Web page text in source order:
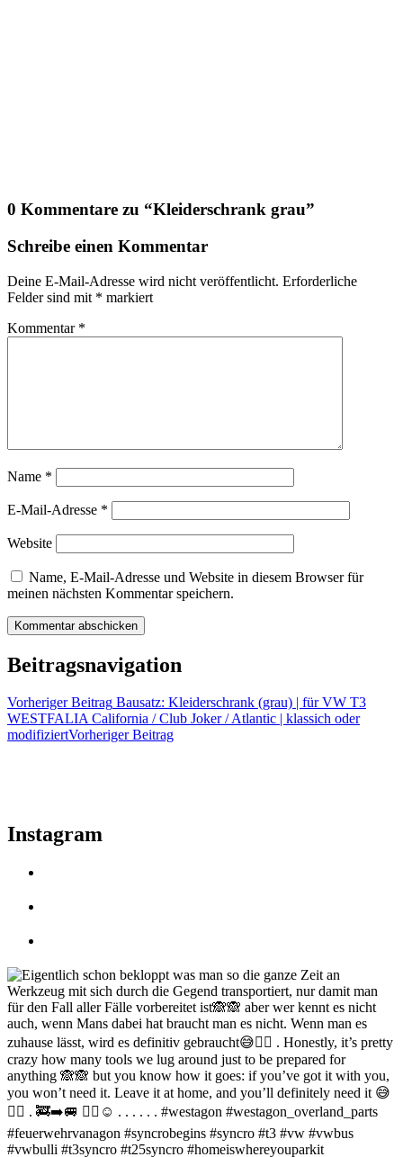
0 Kommentare zu “Kleiderschrank grau”
Schreibe einen Kommentar
Deine E-Mail-Adresse wird nicht veröffentlicht. Erforderliche
Felder sind mit * markiert
Kommentar *
Name *
E-Mail-Adresse *
Website
Name, E-Mail-Adresse und Website in diesem Browser für
meinen nächsten Kommentar speichern.
Beitragsnavigation
Vorheriger Beitrag Bausatz: Kleiderschrank (grau) | für VW T3
WESTFALIA California / Club Joker / Atlantic | klassich oder
modifiziertVorheriger Beitrag
Instagram